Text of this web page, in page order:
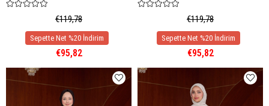
€119,78
€95,82
€119,78
€95,82